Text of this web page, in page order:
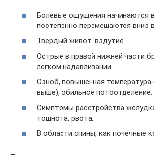
Болевые ощущения начинаются в
постепенно перемешаются вниз
Твёрдый живот, вздутие.
Острые в правой нижней части
лёгком надавливании.
Озноб, повышенная температура
выше), обильное потоотделение.
Симптомы расстройства
тошнота, рвота.
В области спины, как почечные